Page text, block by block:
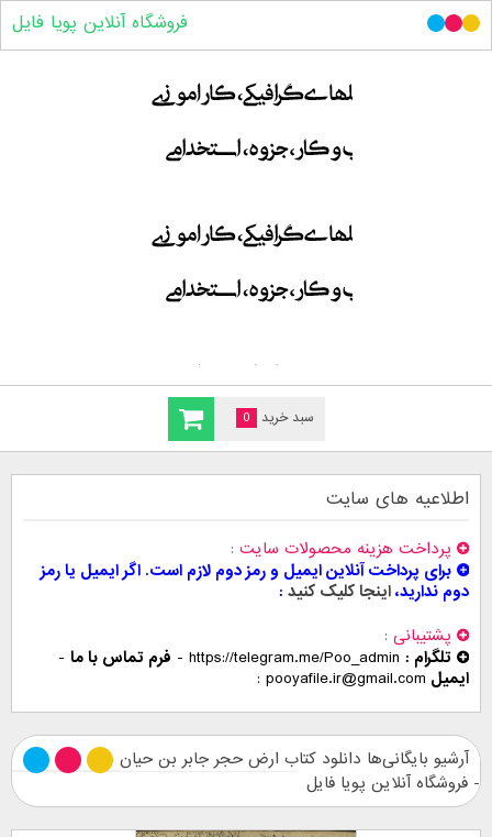
سبد خرید 0
فروشگاه آنلاین پویا فایل
اطلاعیه های سایت
پرداخت هزینه محصولات سایت
برای پرداخت آنلاین ایمیل و رمز دوم لازم است. اگر ایمیل یا رمز
دوم ندارید،اینجا کلیک کنید
پشتیبانی
تلگرام : https://telegram.me/Poo_admin
- فرم تماس با ما -
ایمیل pooyafile.ir@gmail.com
آرشیو بایگانی‌ها دانلود کتاب ارض حجر جابر بن حیان
- فروشگاه آنلاین پویا فایل